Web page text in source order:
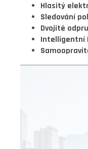
Hlasitý
Sledování
Dvojité
Intelligentní